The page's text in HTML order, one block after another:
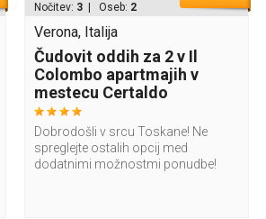
Nočitev: 3 | Oseb: 2
Verona, Italija
Čudovit oddih za 2 v Il
Colombo apartmajih v
mestecu Certaldo
Dobrodošli v srcu Toskane! Ne
spreglejte ostalih opcij med
dodatnimi možnostmi ponudbe!